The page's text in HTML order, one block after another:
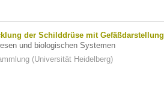
der Schilddrüse mit Gefäßdarstellung
und biologischen Systemen
(Universität Heidelberg)